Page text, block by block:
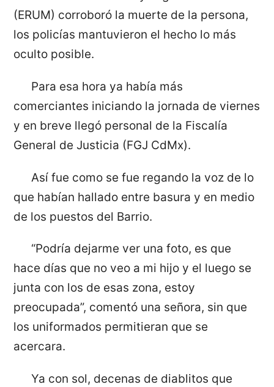
(ERUM) corroboró la muerte de la persona,
los policías mantuvieron el hecho lo más
oculto posible.
Para esa hora ya había más
comerciantes iniciando la jornada de viernes
y en breve llegó personal de la Fiscalía
General de Justicia (FGJ CdMx).
Así fue como se fue regando la voz de lo
que habían hallado entre basura y en medio
de los puestos del Barrio.
“Podría dejarme ver una foto, es que
hace días que no veo a mi hijo y el luego se
junta con los de esas zona, estoy
preocupada”, comentó una señora, sin que
los uniformados permitieran que se
acercara.
Ya con sol, decenas de diablitos que